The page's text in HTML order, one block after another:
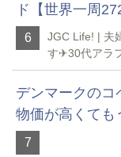
ド【世界一周
6
JGC Life! | 夫
す✈︎30代アラ
デンマークのコ
物価が高くても
7